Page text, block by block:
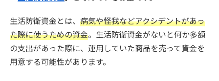
生活防衛資金とは、 病気や怪我などアクシデントがあっ
た際に使うための資金。生活防衛資金がないと何か多額
の支出があった際に、運用していた商品を売って資金を
用意する可能性があります。